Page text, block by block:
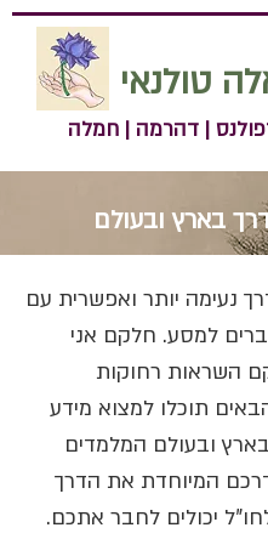
טולנאי
בארץ ובעולם
נעימה יותר ואפשרית עם
למסע. חלקם אני
השראות רחוקות
תוכלו למצוא מידע
ובעולם המלמדים
המיוחדת את הדרך
.הקישורים לחו"ל יכולים לחבר אתכם